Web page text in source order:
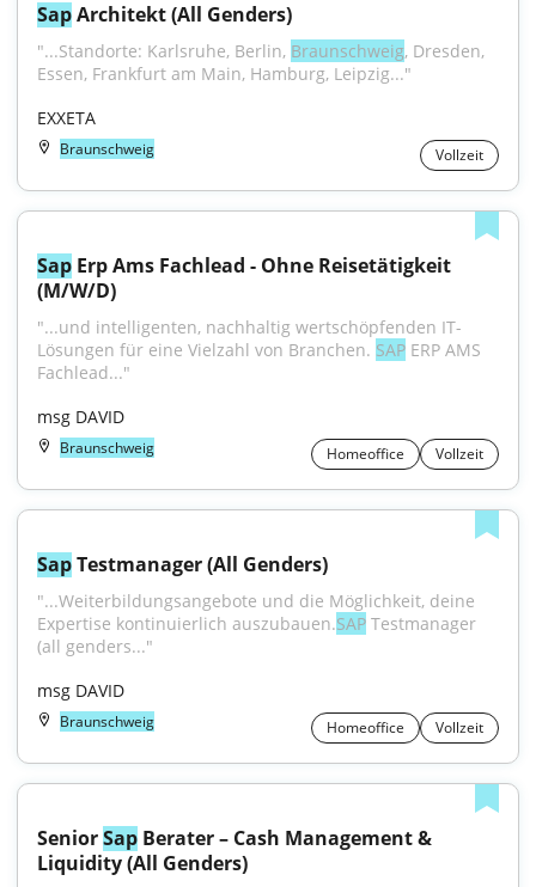
Sap Architekt (All Genders)
"...Standorte: Karlsruhe, Berlin, Braunschweig, Dresden,
Essen, Frankfurt am Main, Hamburg, Leipzig..."
EXXETA
Braunschweig Vollzeit
Sap Erp Ams Fachlead - Ohne Reisetätigkeit
(M/W/D)
"...und intelligenten, nachhaltig wertschöpfenden IT-
Lösungen für eine Vielzahl von Branchen. SAP ERP AMS
Fachlead..."
msg DAVID
Braunschweig Homeoffice Vollzeit
Sap Testmanager (All Genders)
"...Weiterbildungsangebote und die Möglichkeit, deine
Expertise kontinuierlich auszubauen.SAP Testmanager
(all genders..."
msg DAVID
Braunschweig Homeoffice Vollzeit
Senior Sap Berater – Cash Management &
Liquidity (All Genders)